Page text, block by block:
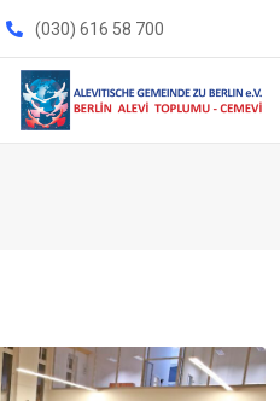
(030) 616 58 700